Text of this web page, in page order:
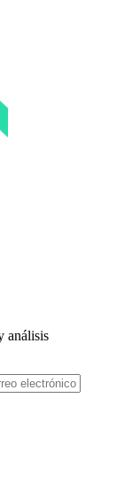
análisis